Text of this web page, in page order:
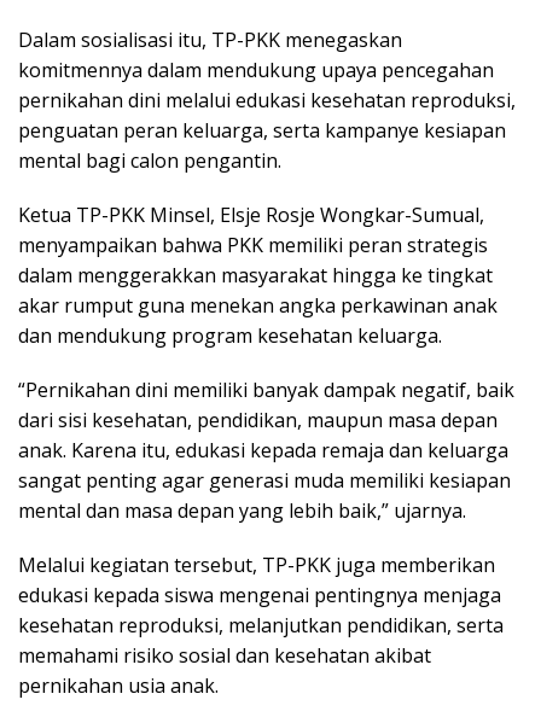
Dalam sosialisasi itu, TP-PKK menegaskan
komitmennya dalam mendukung upaya pencegahan
pernikahan dini melalui edukasi kesehatan reproduksi,
penguatan peran keluarga, serta kampanye kesiapan
mental bagi calon pengantin.
Ketua TP-PKK Minsel, Elsje Rosje Wongkar-Sumual,
menyampaikan bahwa PKK memiliki peran strategis
dalam menggerakkan masyarakat hingga ke tingkat
akar rumput guna menekan angka perkawinan anak
dan mendukung program kesehatan keluarga.
“Pernikahan dini memiliki banyak dampak negatif, baik
dari sisi kesehatan, pendidikan, maupun masa depan
anak. Karena itu, edukasi kepada remaja dan keluarga
sangat penting agar generasi muda memiliki kesiapan
mental dan masa depan yang lebih baik,” ujarnya.
Melalui kegiatan tersebut, TP-PKK juga memberikan
edukasi kepada siswa mengenai pentingnya menjaga
kesehatan reproduksi, melanjutkan pendidikan, serta
memahami risiko sosial dan kesehatan akibat
pernikahan usia anak.